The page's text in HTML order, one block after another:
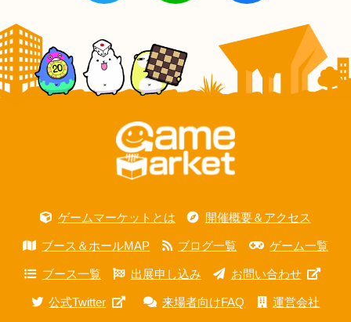
ゲームマーケットとは 開催概要＆アクセス
ブース＆ホールMAP ブログ一覧 ゲーム一覧
ブース一覧 出展申し込み お問い合わせ
公式Twitter 来場者向けFAQ 運営会社